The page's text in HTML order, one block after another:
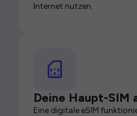
Internet nutzen.
Deine Haupt-SIM
Eine digitale eSIM